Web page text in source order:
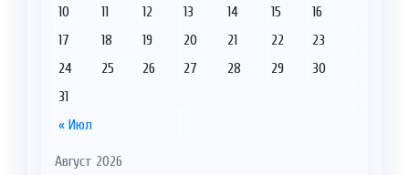
Август 2026
« Июл
10
11 12 13 14 15
16
17
18 19 20 21 22
23
24
25 26 27 28 29
30
31